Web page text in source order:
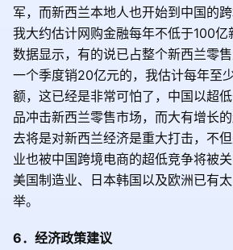
军，而新西兰本地人也开始到中国的跨
我大约估计网购金融每年不低于100亿
数据显示，有的说已占整个新西兰零
一个季度销20亿元的，我估计每年至
额，这已经是非常可怕了，中国以超
品冲击新西兰零售市场，而大有增长
去将是对新西兰经济是重大打击，不
业也被中国跨境电商的超低竞争将被
美国制造业、日本韩国以及欧洲已有
举。
6．经济政策建议